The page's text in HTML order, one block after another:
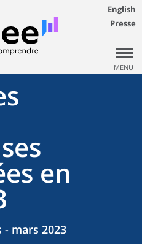
English
Presse
MENU
en
mars 2023